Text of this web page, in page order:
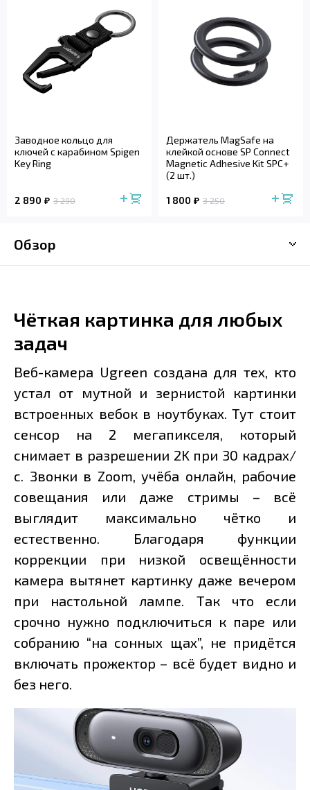
Заводное кольцо для
ключей с карабином Spigen
Key Ring
2 890 3 290
Держатель MagSafe на
клейкой основе SP Connect
Magnetic Adhesive Kit SPC+
(2 шт.)
1 800 3 250
Обзор
Чёткая картинка для любых
задач
Веб-камера Ugreen создана для тех, кто
устал от мутной и зернистой картинки
встроенных вебок в ноутбуках. Тут стоит
сенсор на 2 мегапикселя, который
снимает в разрешении 2K при 30 кадрах/
с. Звонки в Zoom, учёба онлайн, рабочие
совещания или даже стримы – всё
выглядит максимально чётко и
естественно. Благодаря функции
коррекции при низкой освещённости
камера вытянет картинку даже вечером
при настольной лампе. Так что если
срочно нужно подключиться к паре или
собранию “на сонных щах”, не придётся
включать прожектор – всё будет видно и
без него.